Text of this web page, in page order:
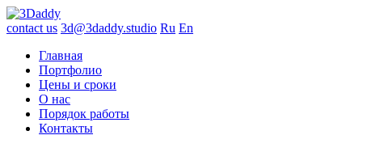
contact us 3d@3daddy.studio Ru En
Главная
Портфолио
Цены и сроки
О нас
Порядок работы
Контакты